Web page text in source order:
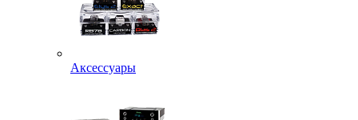
Аксессуары